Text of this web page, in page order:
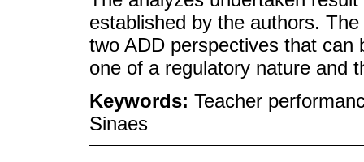
established by the authors.
two ADD perspectives that can
one of a regulatory nature and
Keywords: Teacher
Sinaes